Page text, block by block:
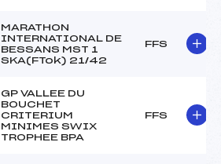
MARATHON
INTERNATIONAL DE
BESSANS MST 1
SKA(FTok) 21/42
FFS
GP VALLEE DU
BOUCHET
CRITERIUM
MINIMES SWIX
TROPHEE BPA
FFS